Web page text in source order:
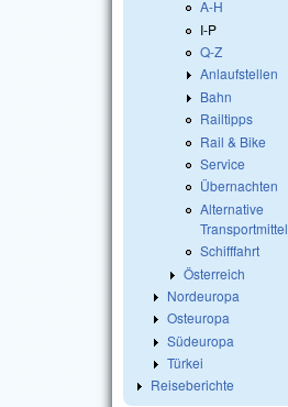
A-H
I-P
Q-Z
Anlaufstellen
Bahn
Railtipps
Rail & Bike
Service
Übernachten
Alternative
Transportmittel
Schifffahrt
Österreich
Nordeuropa
Osteuropa
Südeuropa
Türkei
Reiseberichte